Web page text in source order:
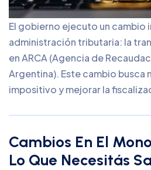
El gobierno ejecuto un cambio
administración tributaria: la
en ARCA (Agencia de
Argentina). Este cambio busca
impositivo y mejorar la
Cambios En El
Lo Que Necesitás